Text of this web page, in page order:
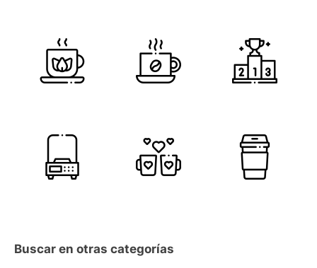
Buscar en otras categorías